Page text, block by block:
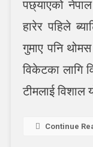
पछ्याएको
हारेर पहिले
गुमाए पनि
विकेटका लागि
टीमलाई विशाल
Continue